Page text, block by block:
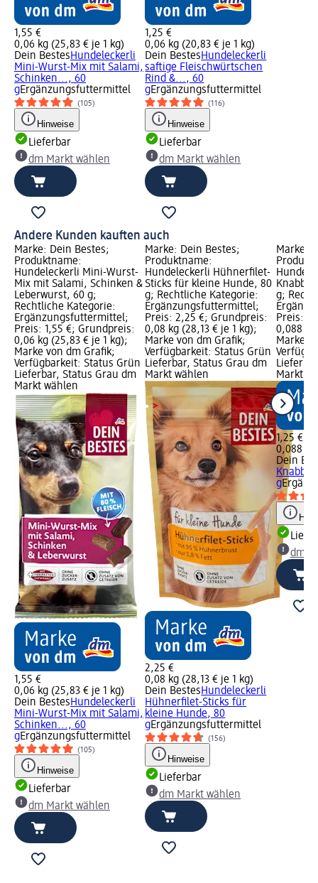
1,55 €
0,06 kg (25,83 € je 1 kg)
Dein BestesHundeleckerli
Mini-Wurst-Mix mit Salami,
Schinken..., 60
gErgänzungsfuttermittel
(105)
Hinweise
Lieferbar
dm Markt wählen
1,25 €
0,06 kg (20,83 € je 1 kg)
Dein BestesHundeleckerli
saftige Fleischwürtschen
Rind &..., 60
gErgänzungsfuttermittel
(116)
Hinweise
Lieferbar
dm Markt wählen
Andere Kunden kauften auch
Marke: Dein Bestes;
Produktname:
Hundeleckerli Mini-Wurst-
Mix mit Salami, Schinken &
Leberwurst, 60 g;
Rechtliche Kategorie:
Ergänzungsfuttermittel;
Preis: 1,55 €; Grundpreis:
0,06 kg (25,83 € je 1 kg);
Marke von dm Grafik;
Verfügbarkeit: Status Grün
Lieferbar, Status Grau dm
Markt wählen
1,55 €
0,06 kg (25,83 € je 1 kg)
Dein BestesHundeleckerli
Mini-Wurst-Mix mit Salami,
Schinken..., 60
gErgänzungsfuttermittel
(105)
Hinweise
Lieferbar
dm Markt wählen
Marke: Dein Bestes;
Produktname:
Hundeleckerli Hühnerfilet-
Sticks für kleine Hunde, 80
g; Rechtliche Kategorie:
Ergänzungsfuttermittel;
Preis: 2,25 €; Grundpreis:
0,08 kg (28,13 € je 1 kg);
Marke von dm Grafik;
Verfügbarkeit: Status Grün
Lieferbar, Status Grau dm
Markt wählen
2,25 €
0,08 kg (28,13 € je 1 kg)
Dein BestesHundeleckerli
Hühnerfilet-Sticks für
kleine Hunde, 80
gErgänzungsfuttermittel
(156)
Hinweise
Lieferbar
dm Markt wählen
Marke:
g;
Preis:
0,088 kg
Marke
Markt
1,25 €
0,088 kg
Dein
g
dm